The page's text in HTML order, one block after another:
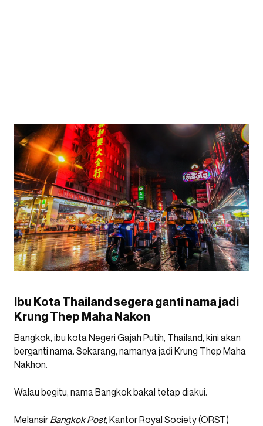
Ibu Kota Thailand segera ganti nama jadi
Krung Thep Maha Nakon
Bangkok, ibu kota Negeri Gajah Putih, Thailand, kini akan
berganti nama. Sekarang, namanya jadi Krung Thep Maha
Nakhon.
Walau begitu, nama Bangkok bakal tetap diakui.
Melansir Bangkok Post, Kantor Royal Society (ORST)